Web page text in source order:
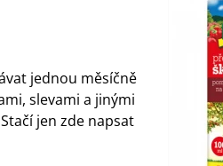
jednou měsíčně
slevami a jinými
jen zde napsat